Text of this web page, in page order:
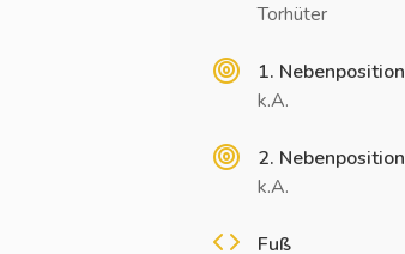
Torhüter
1. Nebenposition
k.A.
2. Nebenposition
k.A.
Fuß